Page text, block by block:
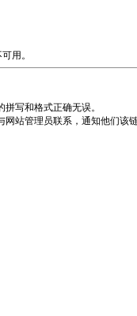
用。
写和格式正确无误。
站管理员联系，通知他们该